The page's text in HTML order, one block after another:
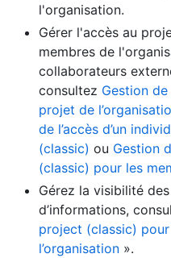
l'organisation.
Gérer l'accès au
membres de
collaborateurs
consultez Gestion de
projet de
de l’accès d’un
(classic) ou Gestion
(classic) pour les
Gérez la visibilité
d’informations,
project (classic)
l’organisation ».